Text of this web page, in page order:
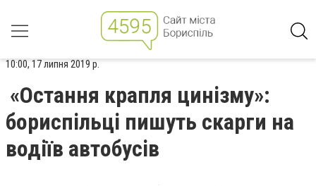
10:00, 17 липня 2019 р.
«Остання крапля цинізму»:
бориспільці пишуть скарги на
водіїв автобусів